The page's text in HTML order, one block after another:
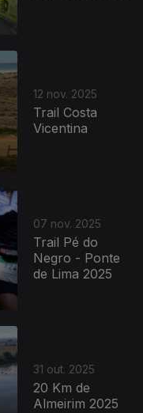
12 nov. 2025
Trail Costa
Vicentina
07 nov. 2025
Trail Pé do
Negro - Ponte
de Lima 2025
31 out. 2025
20 Km de
Almeirim 2025